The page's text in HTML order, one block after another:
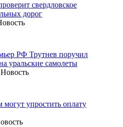
свердловское
дорог
РФ Трутнев поручил
уральские самолеты
Новость
могут упростить оплату